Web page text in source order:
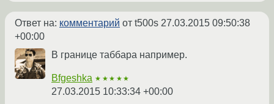
Ответ на: комментарий от t500s 27.03.2015 09:50:38
+00:00
В границе таббара например.
Bfgeshka ★★★★★
27.03.2015 10:33:34 +00:00